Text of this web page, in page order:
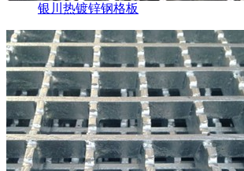
银川热镀锌钢格板